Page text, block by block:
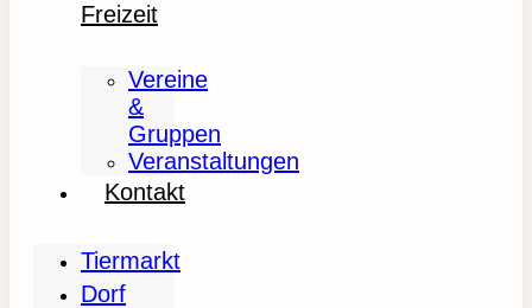
Freizeit
Vereine
&
Gruppen
Veranstaltungen
Kontakt
Tiermarkt
Dorf